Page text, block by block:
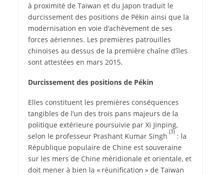
à proximité de Taïwan et du Japon traduit le
durcissement des positions de Pékin ainsi que la
modernisation en voie d’achèvement de ses
forces aériennes. Les premières patrouilles
chinoises au dessus de la première chaîne d’îles
sont attestées en mars 2015.
Durcissement des positions de Pékin
Elles constituent les premières conséquences
tangibles de l’un des trois pans majeurs de la
politique extérieure poursuivie par Xi Jinping,
selon le professeur Prashant Kumar Singh
(3)
: la
République populaire de Chine est souveraine
sur les mers de Chine méridionale et orientale, et
doit mener à bien la « réunification » de Taïwan